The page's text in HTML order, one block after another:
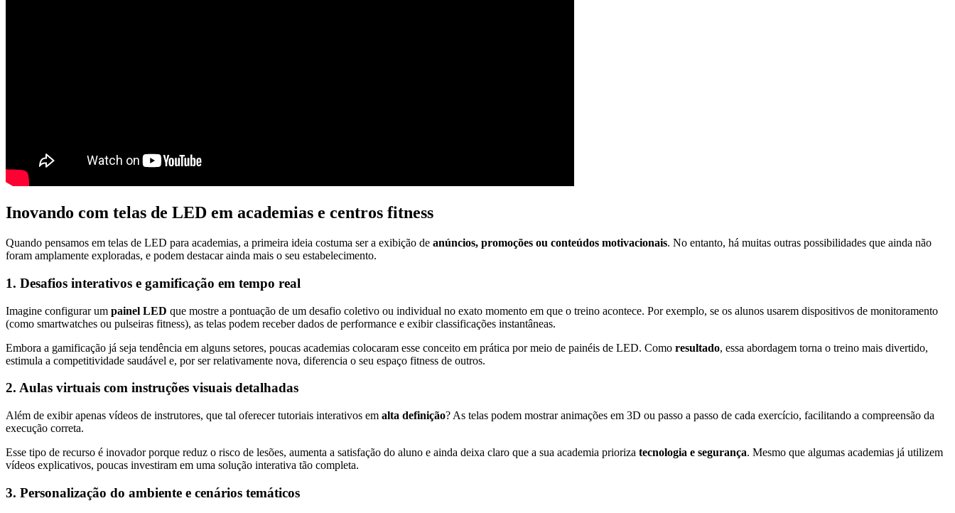
Inovando com telas de LED em academias e centros fitness
Quando pensamos em telas de LED para academias, a primeira ideia costuma ser a exibição de anúncios, promoções ou conteúdos motivacionais. No entanto, há muitas outras possibilidades que ainda não
foram amplamente exploradas, e podem destacar ainda mais o seu estabelecimento.
1. Desafios interativos e gamificação em tempo real
Imagine configurar um painel LED que mostre a pontuação de um desafio coletivo ou individual no exato momento em que o treino acontece. Por exemplo, se os alunos usarem dispositivos de monitoramento
(como smartwatches ou pulseiras fitness), as telas podem receber dados de performance e exibir classificações instantâneas.
Embora a gamificação já seja tendência em alguns setores, poucas academias colocaram esse conceito em prática por meio de painéis de LED. Como resultado, essa abordagem torna o treino mais divertido,
estimula a competitividade saudável e, por ser relativamente nova, diferencia o seu espaço fitness de outros.
2. Aulas virtuais com instruções visuais detalhadas
Além de exibir apenas vídeos de instrutores, que tal oferecer tutoriais interativos em alta definição? As telas podem mostrar animações em 3D ou passo a passo de cada exercício, facilitando a compreensão da
execução correta.
Esse tipo de recurso é inovador porque reduz o risco de lesões, aumenta a satisfação do aluno e ainda deixa claro que a sua academia prioriza tecnologia e segurança. Mesmo que algumas academias já utilizem
vídeos explicativos, poucas investiram em uma solução interativa tão completa.
3. Personalização do ambiente e cenários temáticos